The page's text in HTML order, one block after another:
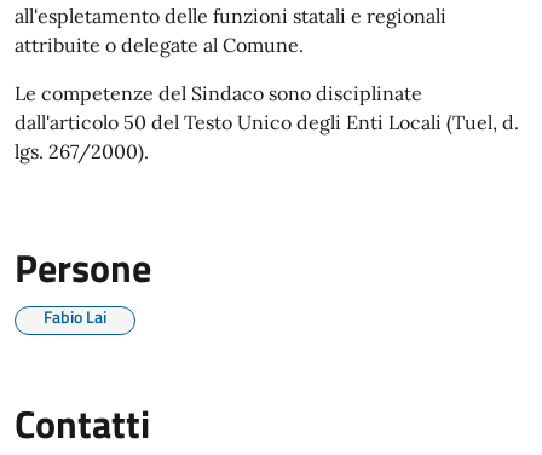
all'espletamento delle funzioni statali e regionali
attribuite o delegate al Comune.
Le competenze del Sindaco sono disciplinate
dall'articolo 50 del Testo Unico degli Enti Locali (Tuel, d.
lgs. 267/2000).
Persone
Fabio Lai
Contatti